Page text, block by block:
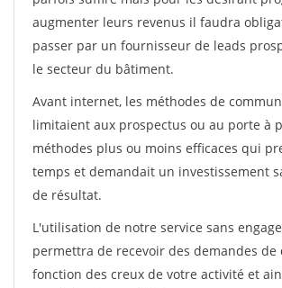
augmenter leurs revenus il faudra
passer par un fournisseur de leads
le secteur du bâtiment.
Avant internet, les méthodes de
limitaient aux prospectus ou au porte à
méthodes plus ou moins efficaces qui
temps et demandait un investissement
de résultat.
L'utilisation de notre service sans
permettra de recevoir des demandes de
fonction des creux de votre activité et